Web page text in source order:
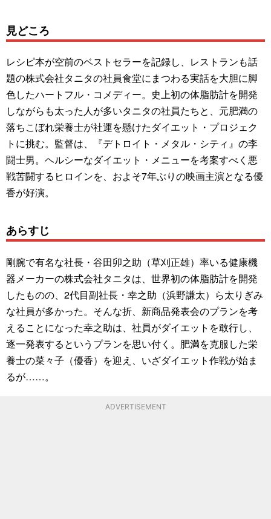
見どころ
レシピ本が空前のベストセラーを記録し、レストランも話
題の株式会社タニタの社員食堂にまつわる実話を大胆に脚
色したハートフル・コメディー。史上初の体脂肪計を開発
しながらも太った人が多いタニタの社員たちと、元肥満の
落ちこぼれ栄養士が社運を懸けたダイエット・プロジェク
トに挑む。監督は、『デトロイト・メタル・シティ』の李
闘士男。ヘルシーなダイエット・メニューを考案すべく悪
戦苦闘するヒロインを、およそ7年ぶりの映画主演となる優
香が好演。
あらすじ
剛腕で有名な社長・谷田卯之助（草刈正雄）率いる健康機
器メーカーの株式会社タニタは、世界初の体脂肪計を開発
したものの、2代目副社長・幸之助（浜野謙太）ら太りぎみ
な社員が多かった。そんな折、新商品発表会のプランを考
えることになった幸之助は、社員がダイエットを敢行し、
逐一発表するというプランを思い付く。肥満を克服した栄
養士の菜々子（優香）を迎え、いざダイエット作戦が始ま
るが……。
ADVERTISEMENT